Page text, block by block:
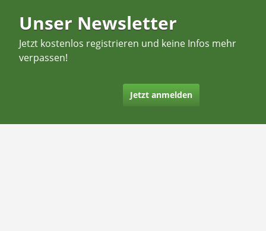
Unser Newsletter
Jetzt kostenlos registrieren und keine Infos mehr
verpassen!
Jetzt anmelden